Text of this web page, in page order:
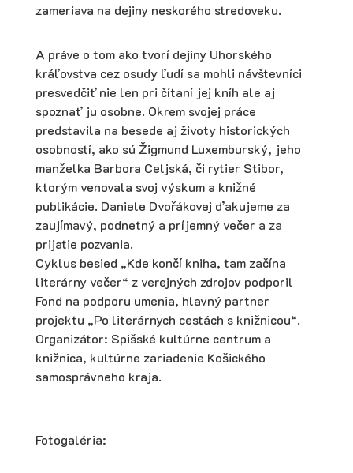
zameriava na dejiny neskorého stredoveku.
A práve o tom ako tvorí dejiny Uhorského
kráľovstva cez osudy ľudí sa mohli návštevníci
presvedčiť nie len pri čítaní jej kníh ale aj
spoznať ju osobne. Okrem svojej práce
predstavila na besede aj životy historických
osobností, ako sú Žigmund Luxemburský, jeho
manželka Barbora Celjská, či rytier Stibor,
ktorým venovala svoj výskum a knižné
publikácie. Daniele Dvořákovej ďakujeme za
zaujímavý, podnetný a príjemný večer a za
prijatie pozvania.
Cyklus besied „Kde končí kniha, tam začína
literárny večer“ z verejných zdrojov podporil
Fond na podporu umenia, hlavný partner
projektu „Po literárnych cestách s knižnicou“.
Organizátor: Spišské kultúrne centrum a
knižnica, kultúrne zariadenie Košického
samosprávneho kraja.
Fotogaléria: